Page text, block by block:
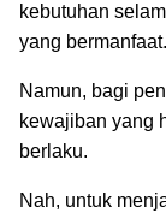
kebutuhan
yang bermanfaat.
Namun, bagi
kewajiban yang
berlaku.
Nah, untuk